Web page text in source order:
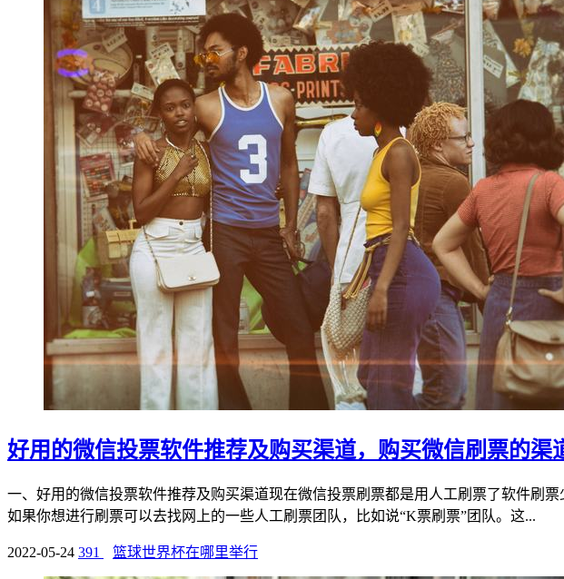
好用的微信投票软件推荐及购买渠道，购买微信刷票的渠
一、好用的微信投票软件推荐及购买渠道现在微信投票刷票都是用人工刷票了软件刷
如果你想进行刷票可以去找网上的一些人工刷票团队，比如说“K票刷票”团队。这...
2022-05-24 391 篮球世界杯在哪里举行